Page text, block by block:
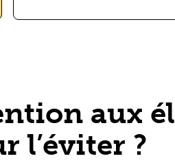
aux
l’éviter ?